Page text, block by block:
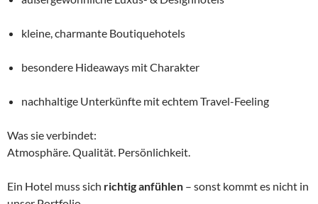
kleine, charmante Boutiquehotels
besondere Hideaways mit Charakter
nachhaltige Unterkünfte mit echtem Travel-Feeling
Was sie verbindet:
Atmosphäre. Qualität. Persönlichkeit.
Ein Hotel muss sich richtig anfühlen – sonst kommt es nicht in